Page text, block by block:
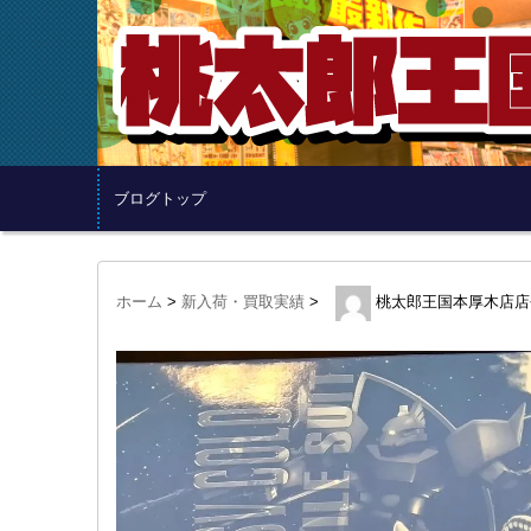
ブログトップ
ホーム > 新入荷・買取実績 > 桃太郎王国本厚木店